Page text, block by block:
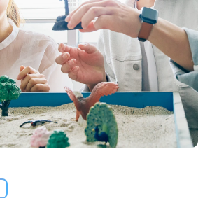
企業の方
卒業生の方
在学生・保護者の方
高校関係者の方
ポータルサイト